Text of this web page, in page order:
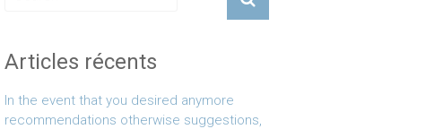
Articles récents
In the event that you desired anymore
recommendations otherwise suggestions,